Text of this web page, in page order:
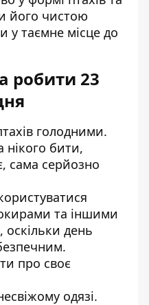
його чистою
у таємне місце до
робити 23
голодними.
бити,
сама серйозно
та іншими
день
про своє
одязі.